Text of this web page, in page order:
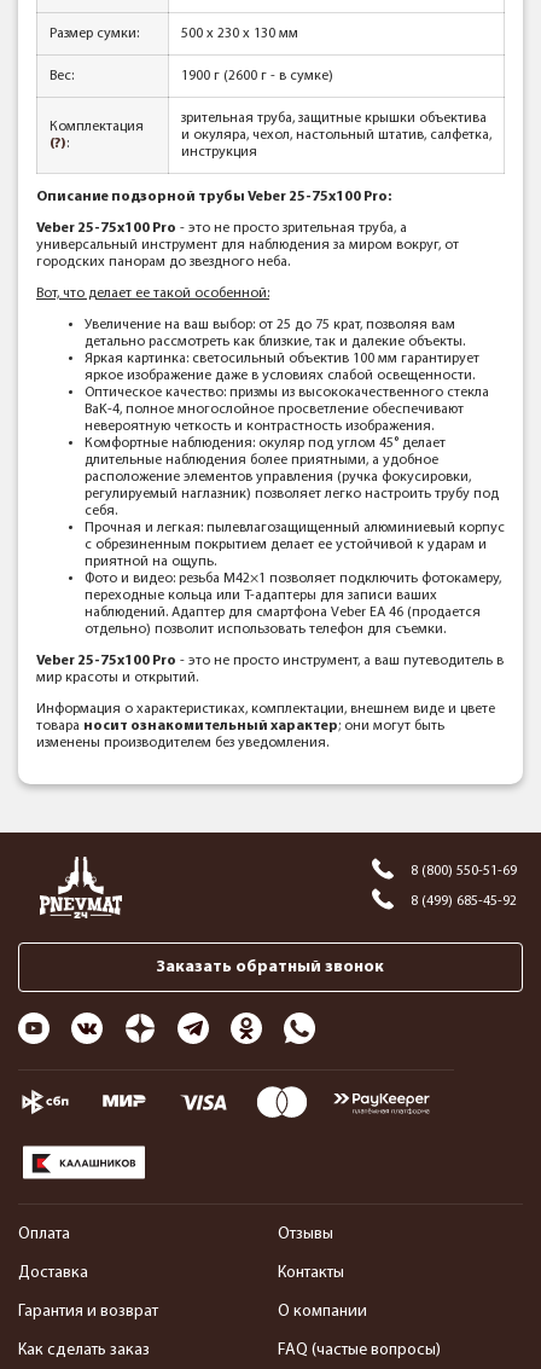
Размер сумки: 500 х 230 х 130 мм
Вес: 1900 г (2600 г - в сумке)
Комплектация
(?):
зрительная труба, защитные крышки объектива
и окуляра, чехол, настольный штатив, салфетка,
инструкция
Описание подзорной трубы Veber 25-75x100 Pro:
Veber 25-75x100 Pro - это не просто зрительная труба, а
универсальный инструмент для наблюдения за миром вокруг, от
городских панорам до звездного неба.
Вот, что делает ее такой особенной:
Увеличение на ваш выбор: от 25 до 75 крат, позволяя вам
детально рассмотреть как близкие, так и далекие объекты.
Яркая картинка: светосильный объектив 100 мм гарантирует
яркое изображение даже в условиях слабой освещенности.
Оптическое качество: призмы из высококачественного стекла
BaK-4, полное многослойное просветление обеспечивают
невероятную четкость и контрастность изображения.
Комфортные наблюдения: окуляр под углом 45° делает
длительные наблюдения более приятными, а удобное
расположение элементов управления (ручка фокусировки,
регулируемый наглазник) позволяет легко настроить трубу под
себя.
Прочная и легкая: пылевлагозащищенный алюминиевый корпус
с обрезиненным покрытием делает ее устойчивой к ударам и
приятной на ощупь.
Фото и видео: резьба M42×1 позволяет подключить фотокамеру,
переходные кольца или Т-адаптеры для записи ваших
наблюдений. Адаптер для смартфона Veber EA 46 (продается
отдельно) позволит использовать телефон для съемки.
Veber 25-75x100 Pro - это не просто инструмент, а ваш путеводитель в
мир красоты и открытий.
Информация о характеристиках, комплектации, внешнем виде и цвете
товара носит ознакомительный характер; они могут быть
изменены производителем без уведомления.
8 (800) 550-51-69
8 (499) 685-45-92
Заказать обратный звонок
Оплата
Доставка
Гарантия и возврат
Как сделать заказ
Отзывы
Контакты
О компании
FAQ (частые вопросы)